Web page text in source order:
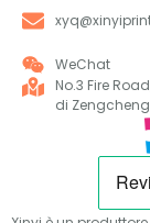
WeChat
No.3 Fire
di